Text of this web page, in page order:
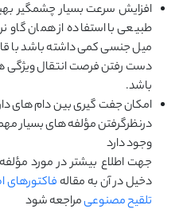
افزایش سرعت بسیار چشمگیر
طبیعی با استفاده از همان گاو
میل جنسی کمی داشته باشد با
دست رفتن فرصت انتقال ویژگی
باشد.
امکان جفت گیری بین دام های
درنظرگرفتن مؤلفه های بسیار
وجود دارد
جهت اطلاع بیشتر در مورد
دخیل در آن به مقالهفاکتورهای
تلقیح مصنوعیمراجعه شود